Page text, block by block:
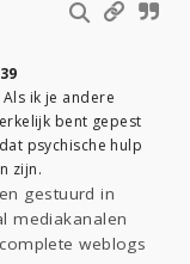
ik je andere
bent gepest
psychische hulp
zijn.
gestuurd in
mediakanalen
weblogs